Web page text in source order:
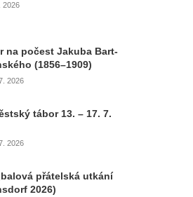
2026
na počest Jakuba Bart-
(1856–1909)
2026
tábor 13. – 17. 7.
2026
přátelská utkání
2026)